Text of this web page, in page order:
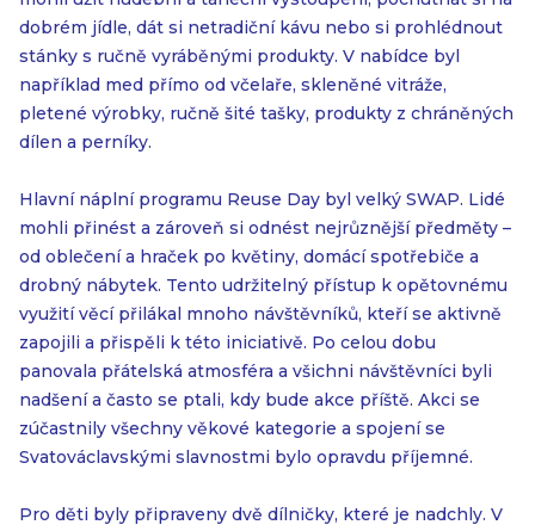
dobrém jídle, dát si netradiční kávu nebo si prohlédnout
stánky s ručně vyráběnými produkty. V nabídce byl
například med přímo od včelaře, skleněné vitráže,
pletené výrobky, ručně šité tašky, produkty z chráněných
dílen a perníky.
Hlavní náplní programu Reuse Day byl velký SWAP. Lidé
mohli přinést a zároveň si odnést nejrůznější předměty –
od oblečení a hraček po květiny, domácí spotřebiče a
drobný nábytek. Tento udržitelný přístup k opětovnému
využití věcí přilákal mnoho návštěvníků, kteří se aktivně
zapojili a přispěli k této iniciativě. Po celou dobu
panovala přátelská atmosféra a všichni návštěvníci byli
nadšení a často se ptali, kdy bude akce příště. Akci se
zúčastnily všechny věkové kategorie a spojení se
Svatováclavskými slavnostmi bylo opravdu příjemné.
Pro děti byly připraveny dvě dílničky, které je nadchly. V